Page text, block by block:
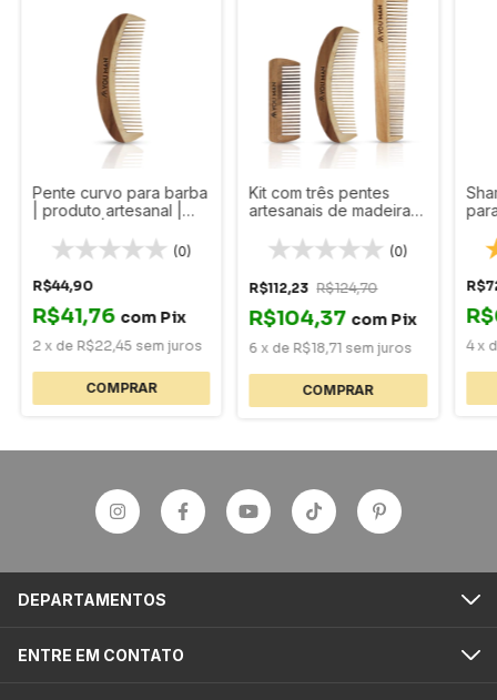
Pente curvo para barba
| produto artesanal |
(0)
R$44,90
R$41,76 com Pix
2 x de R$22,45 sem juros
Kit com três pentes
artesanais de madeira
(0)
R$112,23 R$124,70
R$104,37 com Pix
6 x de R$18,71 sem juros 4 x
DEPARTAMENTOS
ENTRE EM CONTATO